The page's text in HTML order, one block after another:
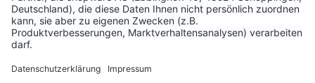
Aktuelle Themen